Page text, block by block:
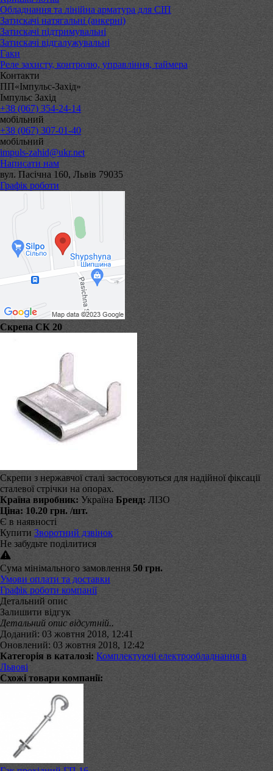
Обладнання та лінійна арматура для СІП
Затискачі натягальні (анкерні)
Затискачі підтримувальні
Затискачі відгалужувальні
Гаки
Реле захисту, контролю, управління, таймера
Контакти
ПП«Імпульс-Захід»
Імпульс Захід
+38 (067) 354-24-14
мобільний
+38 (067) 307-01-40
мобільний
impuls-zahid@ukr.net
Написати нам
вул. Пасічна 160, Львів 79035
Графік роботи
Скрепа СК 20
Скрепи з нержавчої сталі застосовуються для надійної фіксації
сталевої стрічки на опорах.
Країна виробник: Україна Бренд: ЛІЗО
Ціна: 10.20 грн. /шт.
Є в наявності
Купити Зворотний дзвінок
Не забудьте поділитися
Сума мінімального замовлення 50 грн.
Умови оплати та доставки
Графік роботи компанії
Детальний опис
Залишити відгук
Детальний опис відсутній..
Доданий: 03 жовтня 2018, 12:41
Оновлений: 03 жовтня 2018, 12:42
Категорія в каталозі: Комплектуючі електрообладнання в
Львові
Схожі товари компанії: